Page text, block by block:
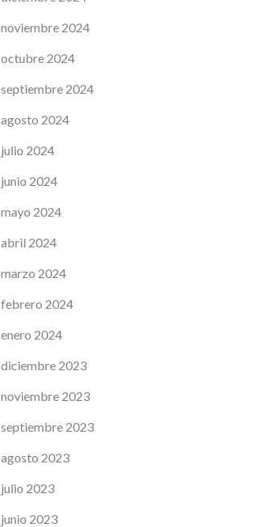
noviembre 2024
octubre 2024
septiembre 2024
agosto 2024
julio 2024
junio 2024
mayo 2024
abril 2024
marzo 2024
febrero 2024
enero 2024
diciembre 2023
noviembre 2023
septiembre 2023
agosto 2023
julio 2023
junio 2023